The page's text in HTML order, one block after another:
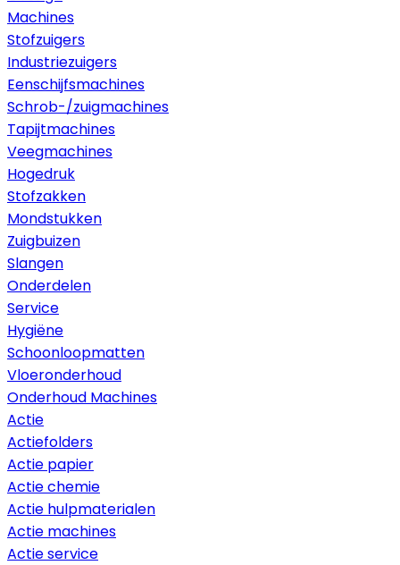
Machines
Stofzuigers
Industriezuigers
Eenschijfsmachines
Schrob-/zuigmachines
Tapijtmachines
Veegmachines
Hogedruk
Stofzakken
Mondstukken
Zuigbuizen
Slangen
Onderdelen
Service
Hygiëne
Schoonloopmatten
Vloeronderhoud
Onderhoud Machines
Actie
Actiefolders
Actie papier
Actie chemie
Actie hulpmaterialen
Actie machines
Actie service